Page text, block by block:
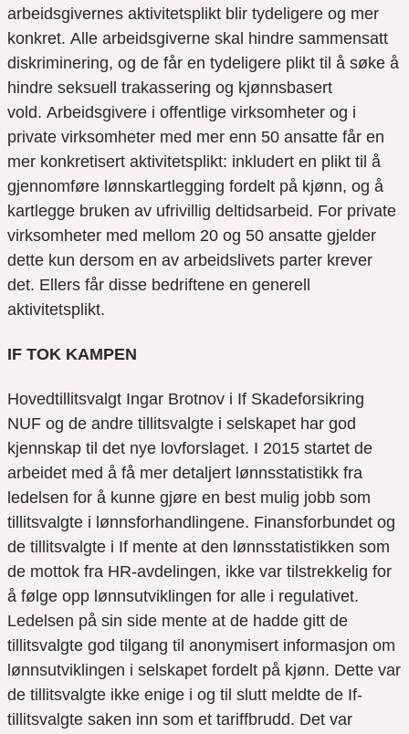
arbeidsgivernes aktivitetsplikt blir tydeligere og mer
konkret. Alle arbeidsgiverne skal hindre sammensatt
diskriminering, og de får en tydeligere plikt til å søke å
hindre seksuell trakassering og kjønnsbasert
vold. Arbeidsgivere i offentlige virksomheter og i
private virksomheter med mer enn 50 ansatte får en
mer konkretisert aktivitetsplikt: inkludert en plikt til å
gjennomføre lønnskartlegging fordelt på kjønn, og å
kartlegge bruken av ufrivillig deltidsarbeid. For private
virksomheter med mellom 20 og 50 ansatte gjelder
dette kun dersom en av arbeidslivets parter krever
det. Ellers får disse bedriftene en generell
aktivitetsplikt.
IF TOK KAMPEN
Hovedtillitsvalgt Ingar Brotnov i If Skadeforsikring
NUF og de andre tillitsvalgte i selskapet har god
kjennskap til det nye lovforslaget. I 2015 startet de
arbeidet med å få mer detaljert lønnsstatistikk fra
ledelsen for å kunne gjøre en best mulig jobb som
tillitsvalgte i lønnsforhandlingene. Finansforbundet og
de tillitsvalgte i If mente at den lønnsstatistikken som
de mottok fra HR-avdelingen, ikke var tilstrekkelig for
å følge opp lønnsutviklingen for alle i regulativet.
Ledelsen på sin side mente at de hadde gitt de
tillitsvalgte god tilgang til anonymisert informasjon om
lønnsutviklingen i selskapet fordelt på kjønn. Dette var
de tillitsvalgte ikke enige i og til slutt meldte de If-
tillitsvalgte saken inn som et tariffbrudd. Det var